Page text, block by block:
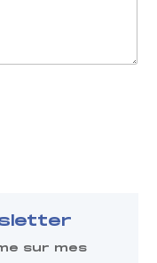
sur mes